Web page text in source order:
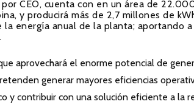
CEO, cuenta con en un área de
y producirá más de 2,7 millones de
energía anual de la planta; aportando
aprovechará el enorme potencial de
generar mayores eficiencias
y contribuir con una solución eficiente a la